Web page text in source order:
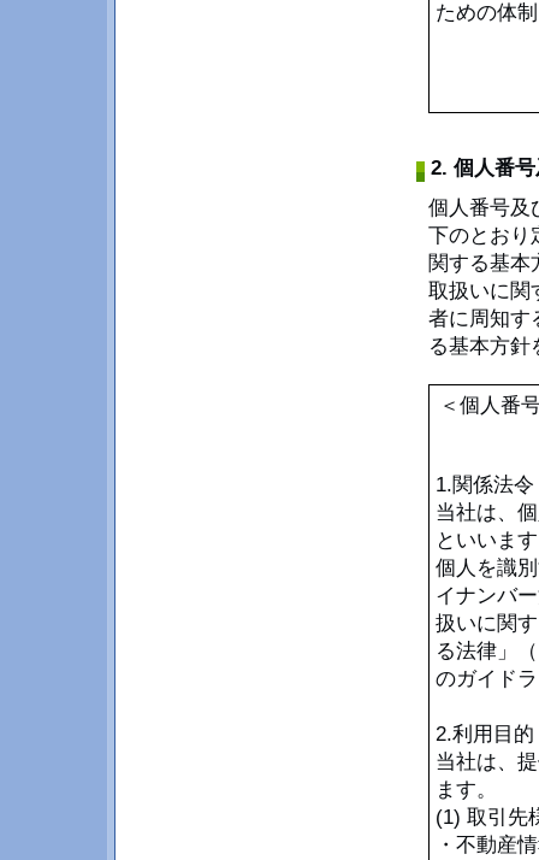
ための体
2. 個人番
個人番号及
下のとおり
関する基本
取扱いに関
者に周知す
る基本方針
＜個人番
1.関係法
当社は、
といいま
個人を識
イナンバ
扱いに関
る法律」
のガイド
2.利用目的
当社は、
ます。
(1) 取引先
・不動産